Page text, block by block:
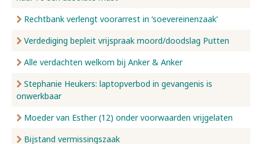
Rechtbank verlengt voorarrest in ‘soevereinenzaak’
Verdediging bepleit vrijspraak moord/doodslag Putten
Alle verdachten welkom bij Anker & Anker
Stephanie Heukers: laptopverbod in gevangenis is
onwerkbaar
Moeder van Esther (12) onder voorwaarden vrijgelaten
Bijstand vermissingszaak